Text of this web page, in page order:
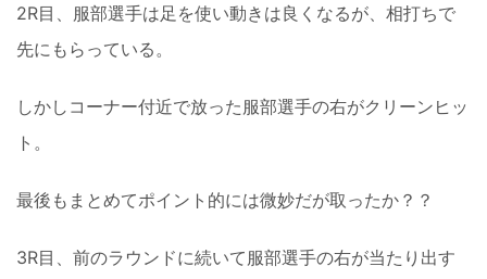
2R目、服部選手は足を使い動きは良くなるが、相打ちで
先にもらっている。
しかしコーナー付近で放った服部選手の右がクリーンヒッ
ト。
最後もまとめてポイント的には微妙だが取ったか？？
3R目、前のラウンドに続いて服部選手の右が当たり出す